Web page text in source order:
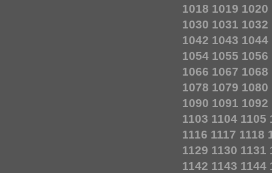
1018 1019 1020
1030 1031 1032
1042 1043 1044
1054 1055 1056
1066 1067 1068
1078 1079 1080
1090 1091 1092
1103 1104 1105
1116 1117 1118
1129 1130 1131
1142 1143 1144